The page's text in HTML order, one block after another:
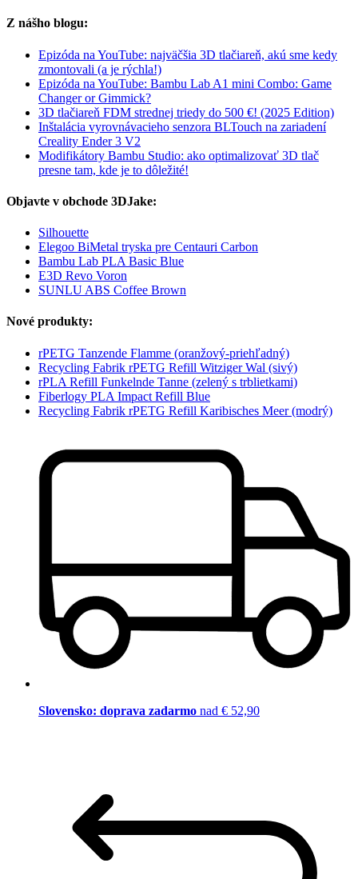
Z nášho blogu:
Epizóda na YouTube: najväčšia 3D tlačiareň, akú sme kedy
zmontovali (a je rýchla!)
Epizóda na YouTube: Bambu Lab A1 mini Combo: Game
Changer or Gimmick?
3D tlačiareň FDM strednej triedy do 500 €! (2025 Edition)
Inštalácia vyrovnávacieho senzora BLTouch na zariadení
Creality Ender 3 V2
Modifikátory Bambu Studio: ako optimalizovať 3D tlač
presne tam, kde je to dôležité!
Objavte v obchode 3DJake:
Silhouette
Elegoo BiMetal tryska pre Centauri Carbon
Bambu Lab PLA Basic Blue
E3D Revo Voron
SUNLU ABS Coffee Brown
Nové produkty:
rPETG Tanzende Flamme (oranžový-priehľadný)
Recycling Fabrik rPETG Refill Witziger Wal (sivý)
rPLA Refill Funkelnde Tanne (zelený s trblietkami)
Fiberlogy PLA Impact Refill Blue
Recycling Fabrik rPETG Refill Karibisches Meer (modrý)
Slovensko: doprava zadarmo nad € 52,90